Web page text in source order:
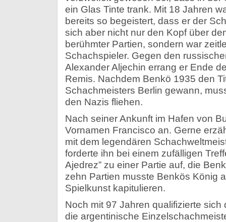
ein Glas Tinte trank. Mit 18 Jahren
bereits so begeistert, dass er der
sich aber nicht nur den Kopf über
berühmter Partien, sondern war
Schachspieler. Gegen den
Alexander Aljechin errang er Ende
Remis. Nachdem Benkö 1935 den
Schachmeisters Berlin gewann,
den Nazis fliehen.
Nach seiner Ankunft im Hafen von
Vornamen Francisco an. Gerne
mit dem legendären
forderte ihn bei einem zufälligen
Ajedrez” zu einer Partie auf, die
zehn Partien musste Benkös König
Spielkunst kapitulieren.
Noch mit 97 Jahren qualifizierte sich
die argentinische